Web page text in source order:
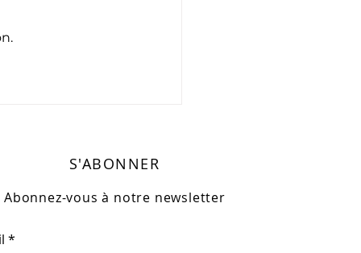
S'ABONNER
Abonnez-vous à notre newsletter